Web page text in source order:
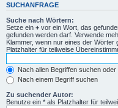
SUCHANFRAGE
Suche nach Wörtern:
Setze ein + vor ein Wort, das
gefunden werden darf. Verwende
Klammer, wenn nur eines der
Platzhalter für teilweise
Nach allen Begriffen suchen
Nach einem Begriff suchen
Zu suchender Autor:
Benutze ein * als Platzhalter für